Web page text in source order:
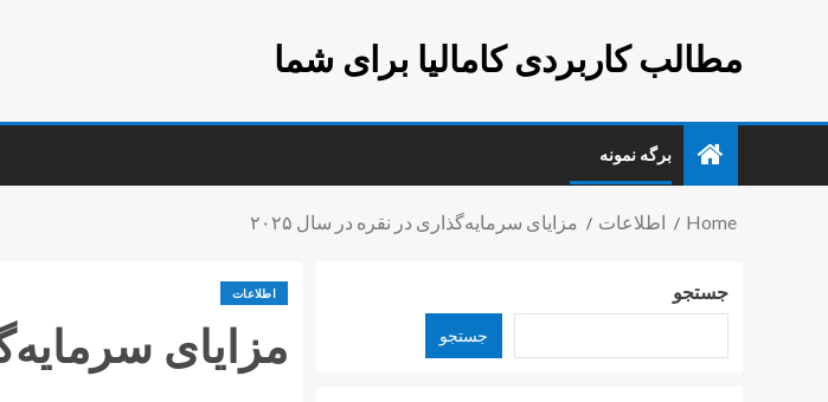
مطالب کاربردی کامالیا برای شما
برگه نمونه
Home اطلاعات مزایای سرمایه‌گذاری در نقره در سال ۲۰۲۵
اطلاعات
مزایای
جستجو
جستجو